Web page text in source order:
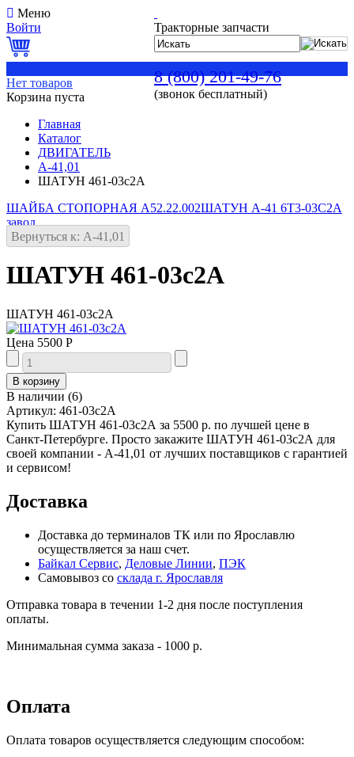
Тракторные запчасти
8 (800) 201-49-76
(звонок бесплатный)
Меню
Войти
Нет товаров
Корзина пуста
Главная
Каталог
ДВИГАТЕЛЬ
А-41,01
ШАТУН 461-03с2А
ШАЙБА СТОПОРНАЯ А52.22.002ШАТУН А-41 6Т3-03С2А
завод
Вернуться к: А-41,01
ШАТУН 461-03с2А
ШАТУН 461-03с2А
Цена 5500 Р
В наличии (6)
Артикул: 461-03с2А
Купить ШАТУН 461-03с2А за 5500 р. по лучшей цене в
Санкт-Петербурге. Просто закажите ШАТУН 461-03с2А для
своей компании - А-41,01 от лучших поставщиков с гарантией
и сервисом!
Доставка
Доставка до терминалов ТК или по Ярославлю
осуществляется за наш счет.
Байкал Сервис, Деловые Линии, ПЭК
Самовывоз со склада г. Ярославля
Отправка товара в течении 1-2 дня после поступления
оплаты.
Минимальная сумма заказа - 1000 р.
Оплата
Оплата товаров осуществляется следующим способом: